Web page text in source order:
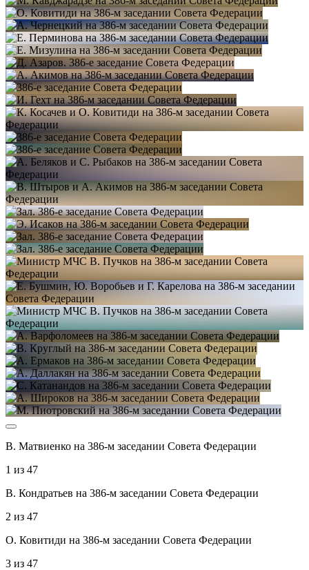
В. Матвиенко на 386-м заседании Совета Федерации
1 из 47
В. Кондратьев на 386-м заседании Совета Федерации
2 из 47
О. Ковитиди на 386-м заседании Совета Федерации
3 из 47